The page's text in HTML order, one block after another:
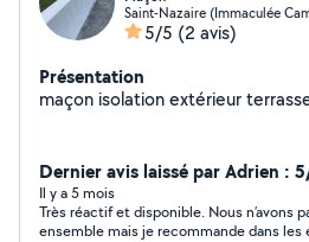
Saint-Nazaire (Immaculée
5/5 (2 avis)
Présentation
maçon isolation extérieur
Dernier avis laissé par Adrien :
Il y a 5 mois
Très réactif et disponible. Nous n’avons
ensemble mais je recommande dans les